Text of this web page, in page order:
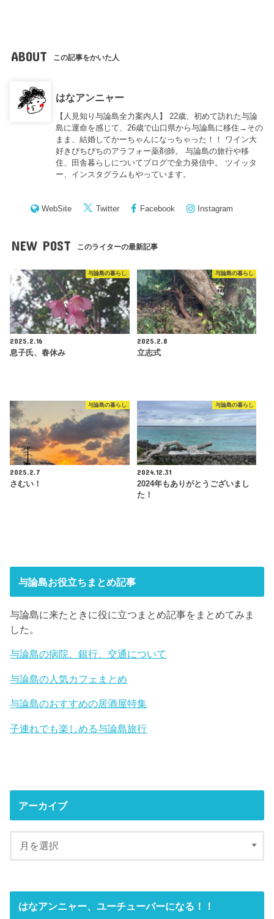
ABOUT この記事をかいた人
はなアンニャー
【人見知り与論島全力案内人】 22歳、初めて訪れた与論
島に運命を感じて、26歳で山口県から与論島に移住→その
まま、結婚してかーちゃんになっちゃった！！ ワイン大
好きぴちぴちのアラフォー薬剤師。 与論島の旅行や移
住、田舎暮らしについてブログで全力発信中。 ツイッタ
ー、インスタグラムもやっています。
WebSite Twitter Facebook Instagram
NEW POST このライターの最新記事
与論島の暮らし
2025.2.16
息子氏、春休み
与論島の暮らし
2025.2.8
立志式
与論島の暮らし
2025.2.7
さむい！
与論島の暮らし
2024.12.31
2024年もありがとうございまし
た！
与論島お役立ちまとめ記事
与論島に来たときに役に立つまとめ記事をまとめてみま
した。
与論島の病院、銀行、交通について
与論島の人気カフェまとめ
与論島のおすすめの居酒屋特集
子連れでも楽しめる与論島旅行
アーカイブ
はなアンニャー、ユーチューバーになる！！